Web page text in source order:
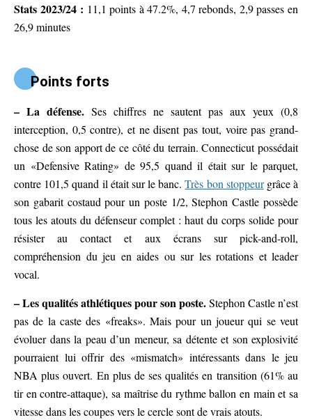
Stats 2023/24 : 11,1 points à 47.2%, 4,7 rebonds, 2,9 passes en
26,9 minutes
Points forts
– La défense. Ses chiffres ne sautent pas aux yeux (0,8
interception, 0,5 contre), et ne disent pas tout, voire pas grand-
chose de son apport de ce côté du terrain. Connecticut possédait
un «Defensive Rating» de 95,5 quand il était sur le parquet,
contre 101,5 quand il était sur le banc.Très bon stoppeurgrâce à
son gabarit costaud pour un poste 1/2, Stephon Castle possède
tous les atouts du défenseur complet : haut du corps solide pour
résister au contact et aux écrans sur pick-and-roll,
compréhension du jeu en aides ou sur les rotations et leader
vocal.
– Les qualités athlétiques pour son poste.Stephon Castle n’est
pas de la caste des «freaks». Mais pour un joueur qui se veut
évoluer dans la peau d’un meneur, sa détente et son explosivité
pourraient lui offrir des «mismatch» intéressants dans le jeu
NBA plus ouvert. En plus de ses qualités en transition (61% au
tir en contre-attaque), sa maîtrise du rythme ballon en main et sa
vitesse dans les coupes vers le cercle sont de vrais atouts.